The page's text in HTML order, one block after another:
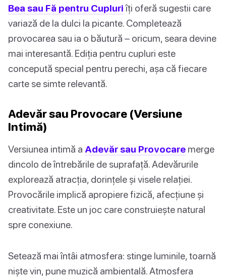
Bea sau Fă pentru Cupluriîți oferă sugestii care
variază de la dulci la picante. Completează
provocarea sau ia o băutură – oricum, seara devine
mai interesantă. Ediția pentru cupluri este
concepută special pentru perechi, așa că fiecare
carte se simte relevantă.
Adevăr sau Provocare (Versiune
Intimă)
Versiunea intimă a Adevăr sau Provocare merge
dincolo de întrebările de suprafață. Adevărurile
explorează atracția, dorințele și visele relației.
Provocările implică apropiere fizică, afecțiune și
creativitate. Este un joc care construiește natural
spre conexiune.
Setează mai întâi atmosfera: stinge luminile, toarnă
niște vin, pune muzică ambientală. Atmosfera